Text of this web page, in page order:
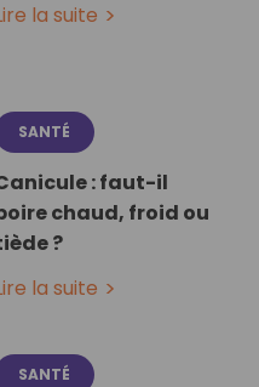
la suite
SANTÉ
: faut-il
chaud, froid ou
?
la suite
SANTÉ